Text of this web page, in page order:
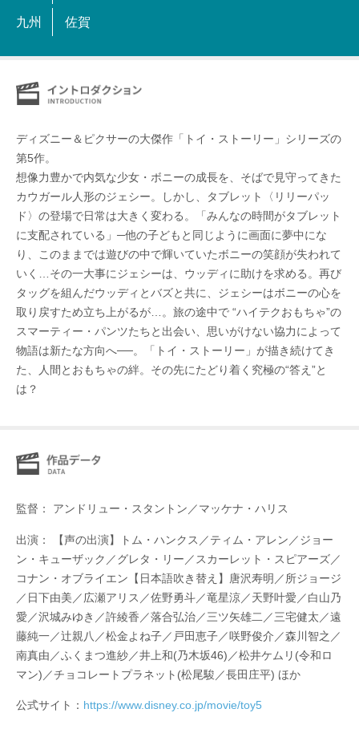
九州 佐賀
ディズニー＆ピクサーの大傑作「トイ・ストーリー」シリーズの
第5作。
想像力豊かで内気な少女・ボニーの成長を、そばで見守ってきた
カウガール人形のジェシー。しかし、タブレット〈リリーパッ
ド〉の登場で日常は大きく変わる。「みんなの時間がタブレット
に支配されている」─他の子どもと同じように画面に夢中にな
り、このままでは遊びの中で輝いていたボニーの笑顔が失われて
いく…その一大事にジェシーは、ウッディに助けを求める。再び
タッグを組んだウッディとバズと共に、ジェシーはボニーの心を
取り戻すため立ち上がるが…。旅の途中で “ハイテクおもちゃ”の
スマーティー・パンツたちと出会い、思いがけない協力によって
物語は新たな方向へ──。「トイ・ストーリー」が描き続けてき
た、人間とおもちゃの絆。その先にたどり着く究極の“答え”と
は？
監督： アンドリュー・スタントン／マッケナ・ハリス
出演： 【声の出演】トム・ハンクス／ティム・アレン／ジョー
ン・キューザック／グレタ・リー／スカーレット・スピアーズ／
コナン・オブライエン【日本語吹き替え】唐沢寿明／所ジョージ
／日下由美／広瀬アリス／佐野勇斗／竜星涼／天野叶愛／白山乃
愛／沢城みゆき／許綾香／落合弘治／三ツ矢雄二／三宅健太／遠
藤純一／辻親八／松金よね子／戸田恵子／咲野俊介／森川智之／
南真由／ふくまつ進紗／井上和(乃木坂46)／松井ケムリ(令和ロ
マン)／チョコレートプラネット(松尾駿／長田庄平) ほか
公式サイト： https://www.disney.co.jp/movie/toy5